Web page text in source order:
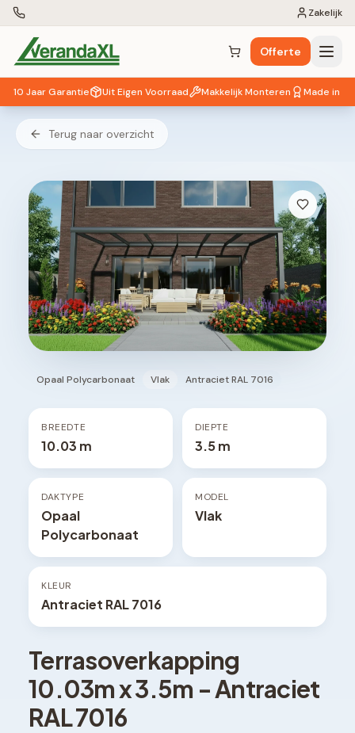
Zakelijk
Winkelwagen ( 0 items)
Offerte
10 Jaar Garantie Uit Eigen Voorraad Makkelijk Monteren Made in EU
Terug naar overzicht
Opaal Polycarbonaat Vlak Antraciet RAL 7016
BREEDTE
10.03 m
DIEPTE
3.5 m
DAKTYPE
Opaal
Polycarbonaat
MODEL
Vlak
KLEUR
Antraciet RAL 7016
Terrasoverkapping
10.03m x3.5m -Antraciet
RAL 7016